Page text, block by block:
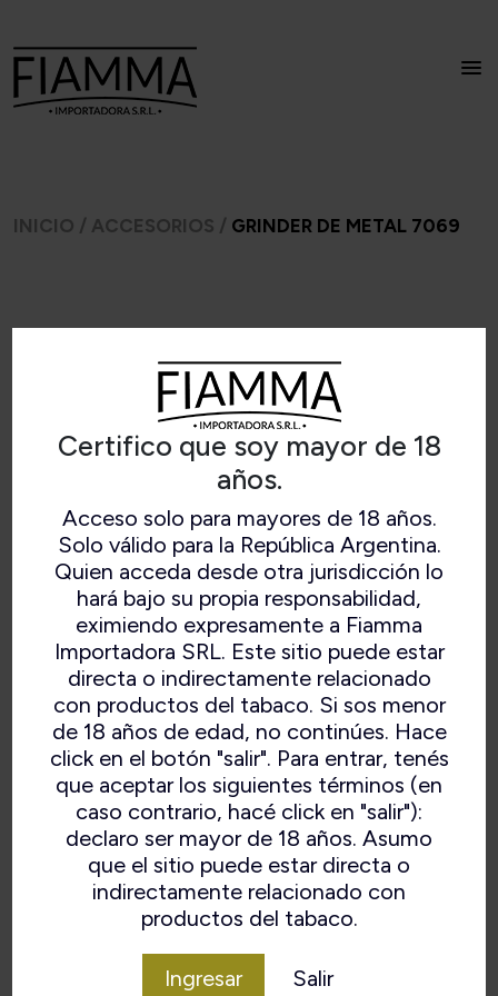
Certifico que soy mayor de 18
años.
Acceso solo para mayores de 18 años.
Solo válido para la República Argentina.
Quien acceda desde otra jurisdicción lo
hará bajo su propia responsabilidad,
eximiendo expresamente a Fiamma
Importadora SRL. Este sitio puede estar
directa o indirectamente relacionado
con productos del tabaco. Si sos menor
de 18 años de edad, no continúes. Hace
click en el botón "salir". Para entrar, tenés
que aceptar los siguientes términos (en
caso contrario, hacé click en "salir"):
declaro ser mayor de 18 años. Asumo
que el sitio puede estar directa o
indirectamente relacionado con
productos del tabaco.
Ingresar Salir
INICIO / ACCESORIOS / GRINDER DE METAL 7069
GRINDER DE METAL 7069
VOLVER